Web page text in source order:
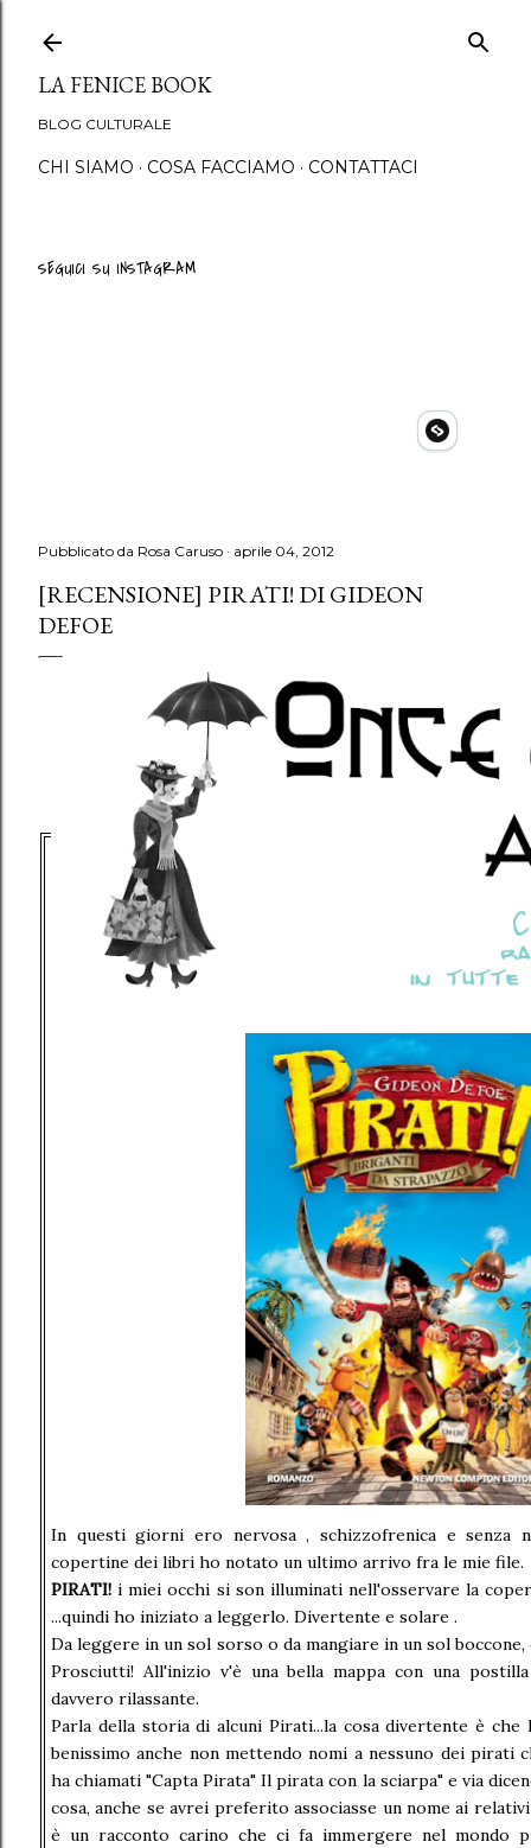
Passa ai contenuti principali
LA FENICE BOOK
BLOG CULTURALE
CHI SIAMO COSA FACCIAMO CONTATTACI
SEGUICI SU INSTAGRAM
Pubblicato da Rosa Caruso aprile 04, 2012
[RECENSIONE] PIRATI! DI GIDEON
DEFOE
In questi giorni ero nervosa , schizzofrenica e senza
copertine dei libri ho notato un ultimo arrivo fra le mie file.
PIRATI! i miei occhi si son illuminati nell'osservare la
...quindi ho iniziato a leggerlo. Divertente e solare .
Da leggere in un sol sorso o da mangiare in un sol
Prosciutti! All'inizio v'è una bella mappa con una
davvero rilassante.
Parla della storia di alcuni Pirati...la cosa divertente è
benissimo anche non mettendo nomi a nessuno dei pirati
ha chiamati "Capta Pirata" Il pirata con la sciarpa" e via
cosa, anche se avrei preferito associasse un nome ai
è un racconto carino che ci fa immergere nel mondo